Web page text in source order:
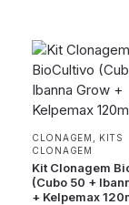
CLONAGEM
KITS
CLONAGEM
Kit Clonagem
(Cubo 50 +
+ Kelpemax